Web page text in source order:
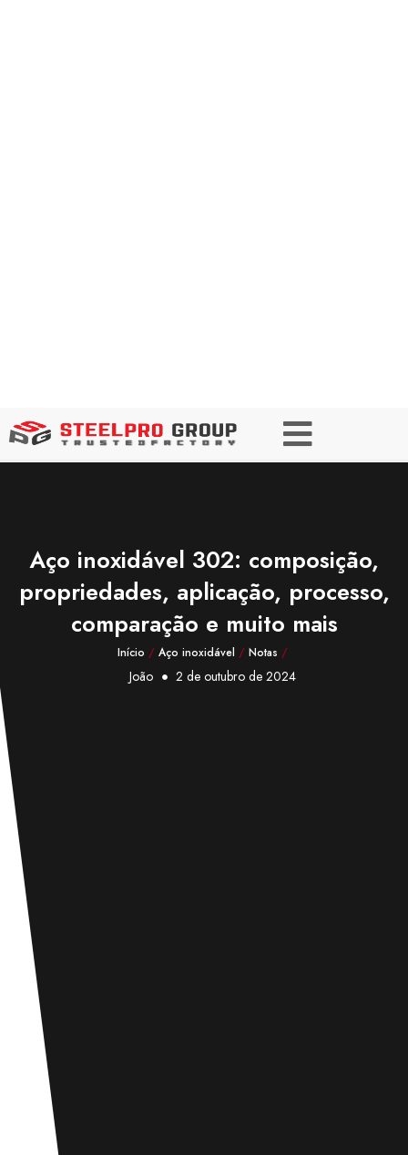
Aço inoxidável 302: composição,
propriedades, aplicação, processo,
comparação e muito mais
Início / Aço inoxidável / Notas /
João 2 de outubro de 2024